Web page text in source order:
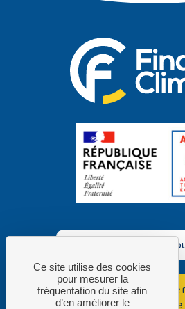
Contactez-
Inscrivez-vous à
bimestrielle
Ce site utilise des cookies
pour mesurer la
fréquentation du site afin
d’en améliorer le